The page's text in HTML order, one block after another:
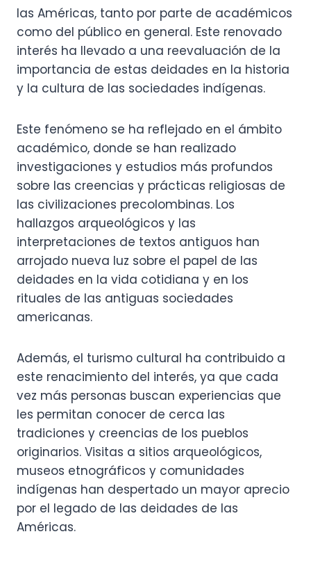
las Américas, tanto por parte de académicos
como del público en general. Este renovado
interés ha llevado a una reevaluación de la
importancia de estas deidades en la historia
y la cultura de las sociedades indígenas.
Este fenómeno se ha reflejado en el ámbito
académico, donde se han realizado
investigaciones y estudios más profundos
sobre las creencias y prácticas religiosas de
las civilizaciones precolombinas. Los
hallazgos arqueológicos y las
interpretaciones de textos antiguos han
arrojado nueva luz sobre el papel de las
deidades en la vida cotidiana y en los
rituales de las antiguas sociedades
americanas.
Además, el turismo cultural ha contribuido a
este renacimiento del interés, ya que cada
vez más personas buscan experiencias que
les permitan conocer de cerca las
tradiciones y creencias de los pueblos
originarios. Visitas a sitios arqueológicos,
museos etnográficos y comunidades
indígenas han despertado un mayor aprecio
por el legado de las deidades de las
Américas.